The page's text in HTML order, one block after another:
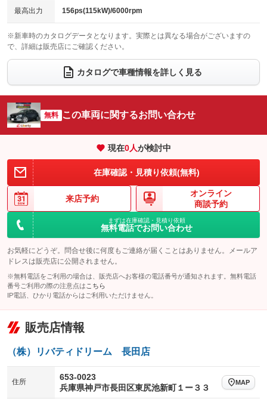
チップアップシート
：装備なし
：装備なし ：装備あり
ウォークスルー
：装備なし
電動リアゲート フロントカメラ
：装備なし
：装備なし ：装備なし
サイドカメラ
：装備なし ルーフレール
：装備なし
：装備なし
：装備なし
最高出力 156ps(115kW)/6000rpm
※新車時のカタログデータとなります。実際とは異なる場合がございますの
で、詳細は販売店にご確認ください。
カタログで車種情報を詳しく見る
無料 この車両に関するお問い合わせ
現在0人が検討中
在庫確認・見積り依頼(無料)
来店予約
オンライン
商談予約
まずは在庫確認・見積り依頼
無料電話でお問い合わせ
お気軽にどうぞ。問合せ後に何度もご連絡が届くことはありません。メールア
ドレスは販売店に公開されません。
※無料電話をご利用の場合は、販売店へお客様の電話番号が通知されます。無料電話
番号ご利用の際の注意点は こちら
IP電話、ひかり電話からはご利用いただけません。
販売店情報
（株）リバティドリーム 長田店
住所
653-0023
兵庫県神戸市長田区東尻池新町１ー３３
MAP